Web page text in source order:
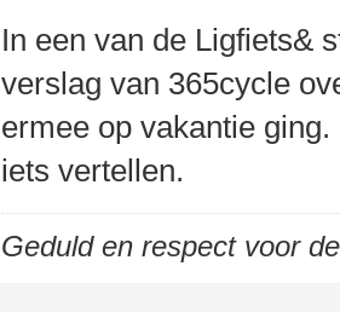
In een van de Ligfiets&
verslag van 365cycle
ermee op vakantie
iets vertellen.
Geduld en respect voor